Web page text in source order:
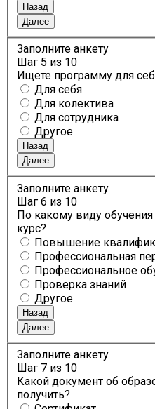
Назад
Далее
Заполните анкету
Шаг 5 из 10
Ищете программу для
Для себя
Для колектива
Для сотрудника
Другое
Назад
Далее
Заполните анкету
Шаг 6 из 10
По какому виду
курс?
Повышение
Профессиональная
Профессиональное
Проверка знаний
Другое
Назад
Далее
Заполните анкету
Шаг 7 из 10
Какой документ об
получить?